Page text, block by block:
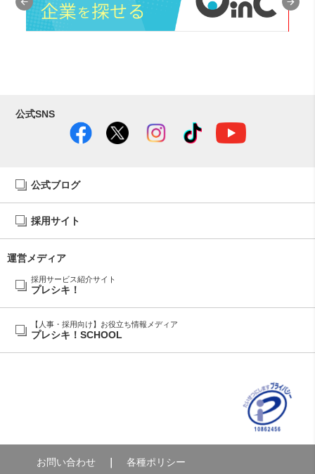
公式SNS
公式ブログ
採用サイト
運営メディア
採用サービス紹介サイト
プレシキ！
【人事・採用向け】お役立ち情報メディア
プレシキ！SCHOOL
お問い合わせ
各種ポリシー